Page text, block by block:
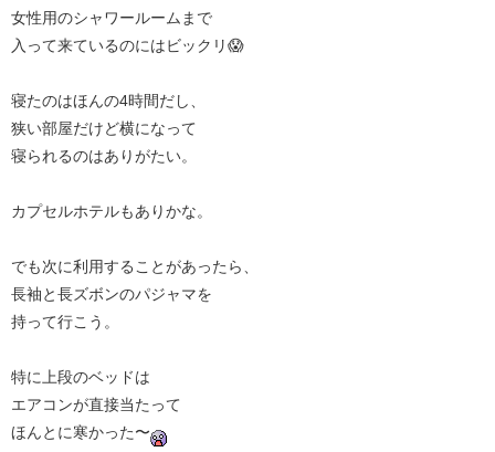
女性用のシャワールームまで
入って来ているのにはビックリ😱
寝たのはほんの4時間だし、
狭い部屋だけど横になって
寝られるのはありがたい。
カプセルホテルもありかな。
でも次に利用することがあったら、
長袖と長ズボンのパジャマを
持って行こう。
特に上段のベッドは
エアコンが直接当たって
ほんとに寒かった〜